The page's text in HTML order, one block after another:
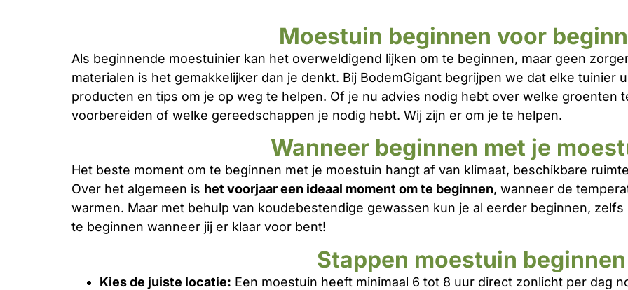
Moestuin beginnen voor
Als beginnende moestuinier kan het overweldigend lijken om te beginnen, maar geen
materialen is het gemakkelijker dan je denkt. Bij BodemGigant begrijpen we dat elke tuinier
producten en tips om je op weg te helpen. Of je nu advies nodig hebt over welke groenten
voorbereiden of welke gereedschappen je nodig hebt. Wij zijn er om je te helpen.
Wanneer beginnen met je
Het beste moment om te beginnen met je moestuin hangt af van klimaat, beschikbare
Over het algemeen is het voorjaar een ideaal moment om te beginnen, wanneer de
warmen. Maar met behulp van koudebestendige gewassen kun je al eerder beginnen,
te beginnen wanneer jij er klaar voor bent!
Stappen moestuin beginnen
Kies de juiste locatie: Een moestuin heeft minimaal 6 tot 8 uur direct zonlicht per dag